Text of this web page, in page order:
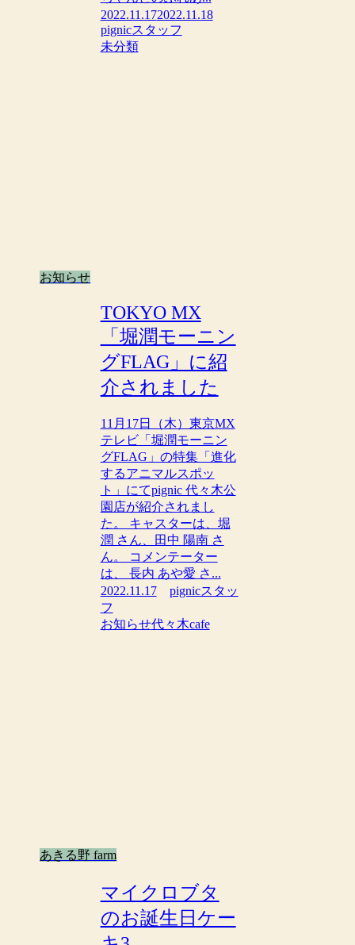
2022.11.172022.11.18
pignicスタッフ
未分類
お知らせ
TOKYO MX
「堀潤モーニン
グFLAG」に紹
介されました
11月17日（木）東京MX
テレビ「堀潤モーニン
グFLAG」の特集「進化
するアニマルスポッ
ト」にてpignic 代々木公
園店が紹介されまし
た。 キャスターは、堀
潤 さん、田中 陽南 さ
ん。 コメンテーター
は、 長内 あや愛 さ...
2022.11.17
pignicスタッ
フ
お知らせ代々木cafe
あきる野 farm
マイクロブタ
のお誕生日ケー